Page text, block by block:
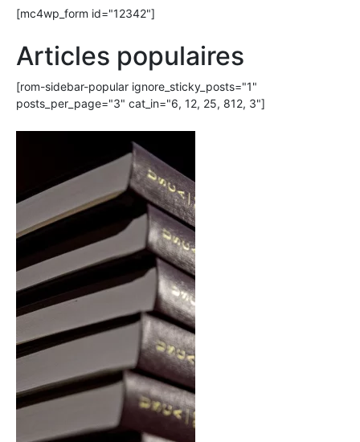
[mc4wp_form id="12342"]
Articles populaires
[rom-sidebar-popular ignore_sticky_posts="1"
posts_per_page="3" cat_in="6, 12, 25, 812, 3"]